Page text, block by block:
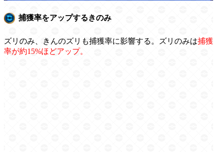
捕獲率をアップするきのみ
ズリのみ、きんのズリも捕獲率に影響する。ズリのみは捕獲
率が約15%ほどアップ。